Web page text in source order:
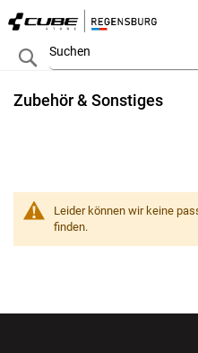
Search
Zubehör & Sonstiges
Leider können wir keine
finden.